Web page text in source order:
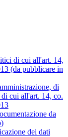
di cui all'art. 14,
(da pubblicare in
di
cui all'art. 14, co.
da
dei dati